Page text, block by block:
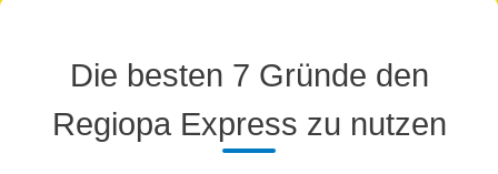
Die besten 7 Gründe den
Regiopa Express zu nutzen